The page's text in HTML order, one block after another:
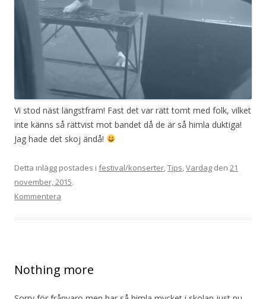
Vi stod näst längstfram! Fast det var rätt tomt med folk, vilket
inte känns så rättvist mot bandet då de är så himla duktiga!
Jag hade det skoj ändå!
Detta inlägg postades i festival/konserter Tips Vardag den 21
november, 2015.
Kommentera
Nothing more